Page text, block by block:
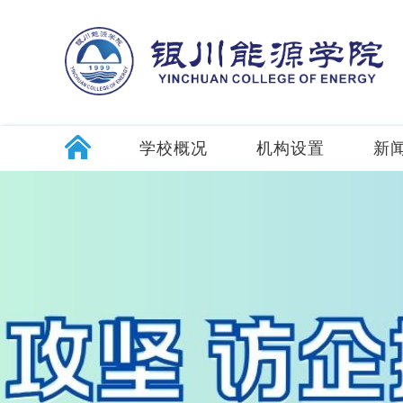
学校概况 机构设置 新